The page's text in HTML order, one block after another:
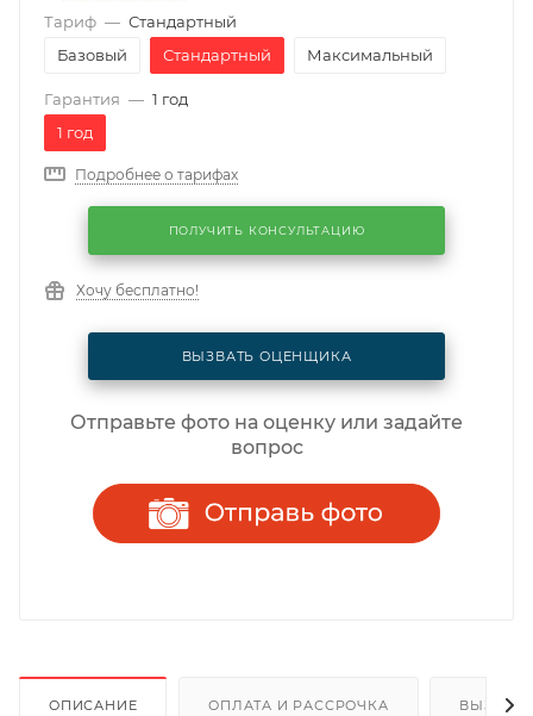
Тариф — Стандартный
Базовый
Стандартный Максимальный
Гарантия — 1 год
1 год
Подробнее о тарифах
ПОЛУЧИТЬ КОНСУЛЬТАЦИЮ
Хочу бесплатно!
ВЫЗВАТЬ ОЦЕНЩИКА
Отправьте фото на оценку или задайте
вопрос
ОПИСАНИЕ ОПЛАТА И РАССРОЧКА ВЫЗОВ